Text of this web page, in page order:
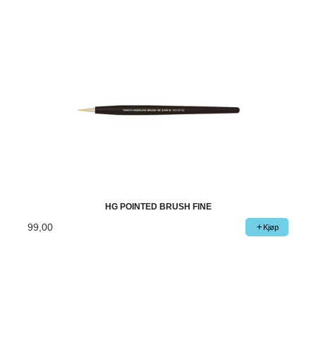
HG POINTED BRUSH FINE
99,00 Kjøp